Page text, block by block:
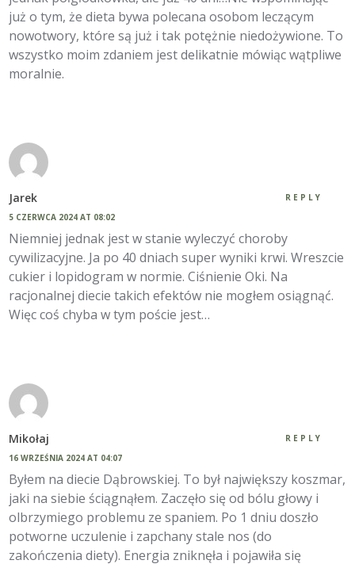
już o tym, że dieta bywa polecana osobom leczącym
nowotwory, które są już i tak potężnie niedożywione. To
wszystko moim zdaniem jest delikatnie mówiąc wątpliwe
moralnie.
Jarek
5 CZERWCA 2024 AT 08:02
REPLY
Niemniej jednak jest w stanie wyleczyć choroby
cywilizacyjne. Ja po 40 dniach super wyniki krwi. Wreszcie
cukier i lopidogram w normie. Ciśnienie Oki. Na
racjonalnej diecie takich efektów nie mogłem osiągnąć.
Więc coś chyba w tym poście jest…
Mikołaj
16 WRZEŚNIA 2024 AT 04:07
REPLY
Byłem na diecie Dąbrowskiej. To był największy koszmar,
jaki na siebie ściągnąłem. Zaczęło się od bólu głowy i
olbrzymiego problemu ze spaniem. Po 1 dniu doszło
potworne uczulenie i zapchany stale nos (do
zakończenia diety). Energia zniknęła i pojawiła się